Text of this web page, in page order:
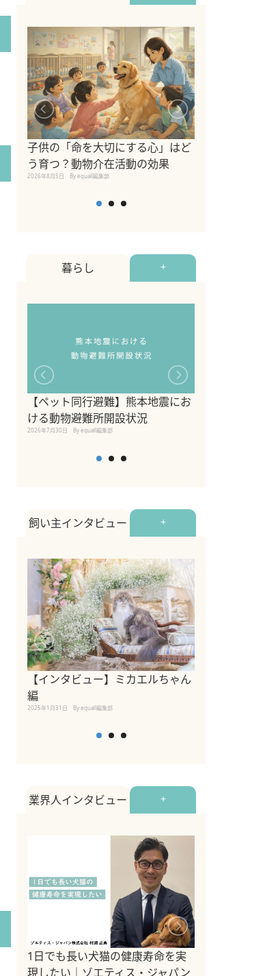
子供の「命を大切にする心」はど
う育つ？動物介在活動の効果
2026年8月5日 By equall編集部
暮らし +
【ペット同行避難】熊本地震にお
ける動物避難所開設状況
2026年7月30日 By equall編集部
飼い主インタビュー +
【インタビュー】ミカエルちゃん
編
2025年1月31日 By equall編集部
業界人インタビュー +
1日でも長い犬猫の健康寿命を実
現したい｜ゾエティス・ジャパン